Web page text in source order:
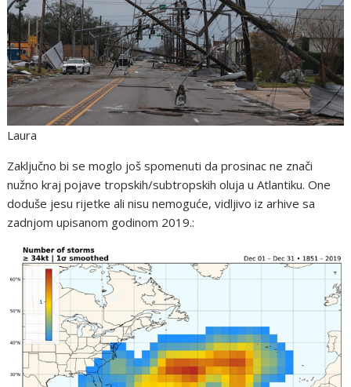
Laura
Zaključno bi se moglo još spomenuti da prosinac ne znači
nužno kraj pojave tropskih/subtropskih oluja u Atlantiku. One
doduše jesu rijetke ali nisu nemoguće, vidljivo iz arhive sa
zadnjom upisanom godinom 2019.: